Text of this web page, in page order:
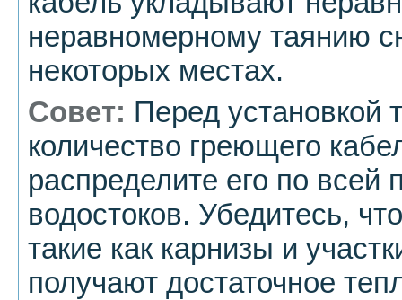
неравномерному таянию
некоторых местах.
Совет: Перед установкой
количество греющего
распределите его по всей
водостоков. Убедитесь,
такие как карнизы и
получают достаточное